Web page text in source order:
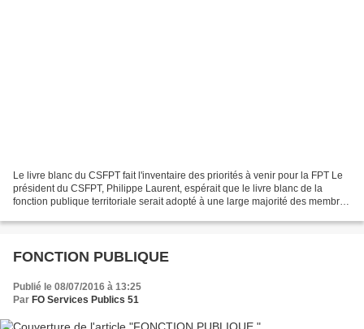
Le livre blanc du CSFPT fait l'inventaire des priorités à venir pour la FPT Le
président du CSFPT, Philippe Laurent, espérait que le livre blanc de la
fonction publique territoriale serait adopté à une large majorité des membres
FONCTION PUBLIQUE
Publié le 08/07/2016 à 13:25
Par FO Services Publics 51